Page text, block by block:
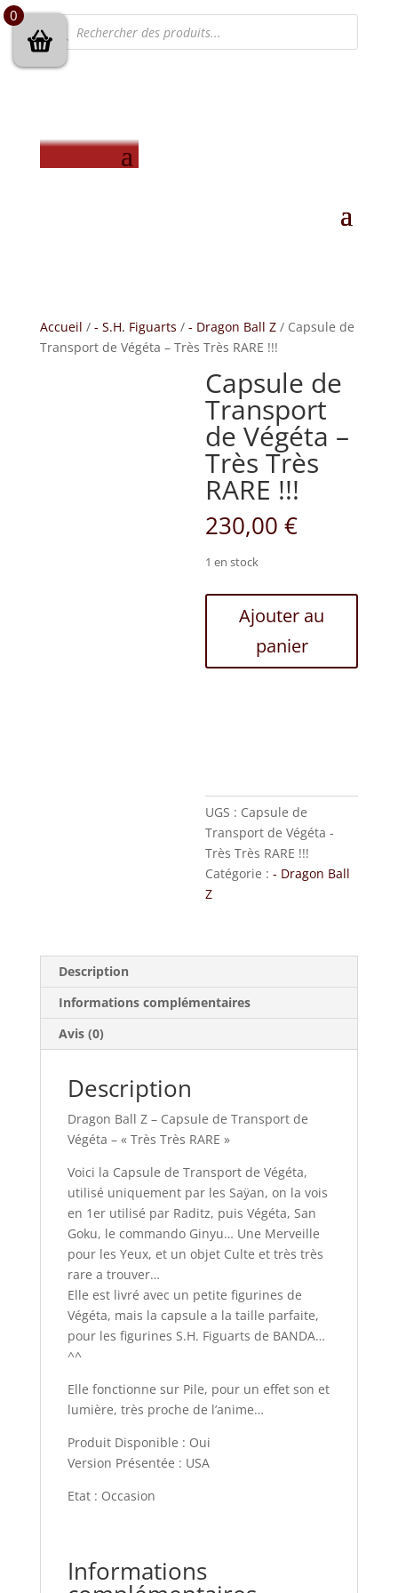
Recherche
de
produits
Accueil / - S.H. Figuarts / - Dragon Ball Z/ Capsule de
Transport de Végéta – Très Très RARE !!!
Capsule de
Transport
de Végéta –
Très Très
RARE !!!
230,00€
1 en stock
de
RARE
!!!
Ajouter au
panier
UGS : Capsule de
Transport de Végéta -
Très Très RARE !!!
Catégorie :- Dragon Ball
Z
Description
Informations complémentaires
Avis (0)
Description
Dragon Ball Z – Capsule de Transport de
Végéta – « Très Très RARE »
Voici la Capsule de Transport de Végéta,
utilisé uniquement par les Saÿan, on la vois
en 1er utilisé par Raditz, puis Végéta, San
Goku, le commando Ginyu… Une Merveille
pour les Yeux, et un objet Culte et très très
rare a trouver…
Elle est livré avec un petite figurines de
Végéta, mais la capsule a la taille parfaite,
pour les figurines S.H. Figuarts de BANDA…
^^
Elle fonctionne sur Pile, pour un effet son et
lumière, très proche de l’anime…
Produit Disponible : Oui
Version Présentée : USA
Etat : Occasion
Informations
0